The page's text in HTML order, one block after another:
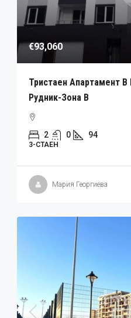
€93,060
Тристаен Апартамент
Рудник-Зона В
2 0 94
3-СТАЕН
Мария Георгиева